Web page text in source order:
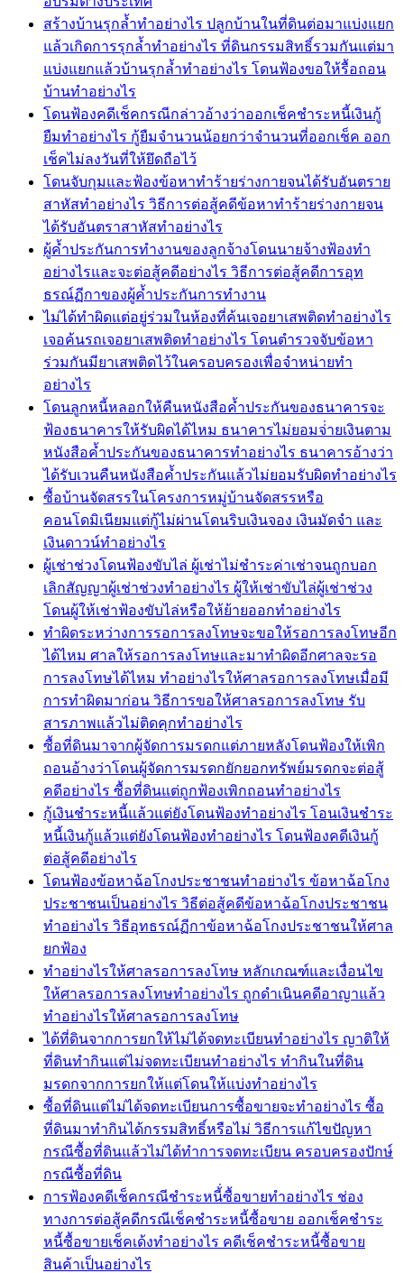
สร้างบ้านรุกล้ำทำอย่างไร ปลูกบ้านในที่ดินต่อมาแบ่งแยก
แล้วเกิดการรุกล้ำทำอย่างไร ที่ดินกรรมสิทธิ์รวมกันแต่มา
แบ่งแยกแล้วบ้านรุกล้ำทำอย่างไร โดนฟ้องขอให้รื้อถอน
บ้านทำอย่างไร
โดนฟ้องคดีเช็คกรณีกล่าวอ้างว่าออกเช็คชำระหนี้เงินกู้
ยืมทำอย่างไร กู้ยืมจำนวนน้อยกว่าจำนวนที่ออกเช็ค ออก
เช็คไม่ลงวันที่ให้ยึดถือไว้
โดนจับกุมและฟ้องข้อหาทำร้ายร่างกายจนได้รับอันตราย
สาหัสทำอย่างไร วิธีการต่อสู้คดีข้อหาทำร้ายร่างกายจน
ได้รับอันตราสาหัสทำอย่างไร
ผู้ค้ำประกันการทำงานของลูกจ้างโดนนายจ้างฟ้องทำ
อย่างไรและจะต่อสู้คดีอย่างไร วิธีการต่อสู้คดีการอุท
ธรณ์ฏีกาของผู้ค้ำประกันการทำงาน
ไม่ได้ทำผิดแต่อยู่ร่วมในห้องที่ค้นเจอยาเสพติดทำอย่างไร
เจอค้นรถเจอยาเสพติดทำอย่างไร โดนตำรวจจับข้อหา
ร่วมกันมียาเสพติดไว้ในครอบครองเพื่อจำหน่ายทำ
อย่างไร
โดนลูกหนี้หลอกให้คืนหนังสือค้ำประกันของธนาคารจะ
ฟ้องธนาคารให้รับผิดได้ไหม ธนาคารไม่ยอมจ่่ายเงินตาม
หนังสือค้ำประกันของธนาคารทำอย่างไร ธนาคารอ้างว่า
ได้รับเวนคืนหนังสือค้ำประกันแล้วไม่ยอมรับผิดทำอย่างไร
ซื้อบ้านจัดสรรในโครงการหมู่บ้านจัดสรรหรือ
คอนโดมิเนียมแต่กู้ไม่ผ่านโดนริบเงินจอง เงินมัดจำ และ
เงินดาวน์ทำอย่างไร
ผู้เช่าช่วงโดนฟ้องขับไล่ ผู้เช่าไม่ชำระค่าเช่าจนถูกบอก
เลิกสัญญาผู้เช่าช่วงทำอย่างไร ผู้ให้เช่าขับไล่ผู้เช่าช่วง
โดนผู้ให้เช่าฟ้องขับไล่หรือให้ย้ายออกทำอย่างไร
ทำผิดระหว่างการรอการลงโทษจะขอให้รอการลงโทษอีก
ได้ไหม ศาลให้รอการลงโทษและมาทำผิดอีกศาลจะรอ
การลงโทษได้ไหม ทำอย่างไรให้ศาลรอการลงโทษเมื่อมี
การทำผิดมาก่อน วิธีการขอให้ศาลรอการลงโทษ รับ
สารภาพแล้วไม่ติดคุกทำอย่างไร
ซื้อที่ดินมาจากผู้จัดการมรดกแต่ภายหลังโดนฟ้องให้เพิก
ถอนอ้างว่าโดนผู้จัดการมรดกยักยอกทรัพย์มรดกจะต่อสู้
คดีอย่างไร ซื้อที่ดินแต่ถูกฟ้องเพิกถอนทำอย่างไร
กู้เงินชำระหนี้แล้วแต่ยังโดนฟ้องทำอย่างไร โอนเงินชำระ
หนี้เงินกู้แล้วแต่ยังโดนฟ้องทำอย่างไร โดนฟ้องคดีเงินกู้
ต่อสู้คดีอย่างไร
โดนฟ้องข้อหาฉ้อโกงประชาชนทำอย่างไร ข้อหาฉ้อโกง
ประชาชนเป็นอย่างไร วิธีต่อสู้คดีข้อหาฉ้อโกงประชาชน
ทำอย่างไร วิธีอุทธรณ์ฏีกาข้อหาฉ้อโกงประชาชนให้ศาล
ยกฟ้อง
ทำอย่างไรให้ศาลรอการลงโทษ หลักเกณฑ์และเงื่อนไข
ให้ศาลรอการลงโทษทำอย่างไร ถูกดำเนินคดีอาญาแล้ว
ทำอย่างไรให้ศาลรอการลงโทษ
ได้ที่ดินจากการยกให้ไม่ได้จดทะเบียนทำอย่างไร ญาติให้
ที่ดินทำกินแต่ไม่จดทะเบียนทำอย่างไร ทำกินในที่ดิน
มรดกจากการยกให้แต่โดนให้แบ่งทำอย่างไร
ซื้อที่ดินแต่ไม่ได้จดทะเบียนการซื้อขายจะทำอย่างไร ซื้อ
ที่ดินมาทำกินได้กรรมสิทธิ์หรือไม่ วิธีการแก้ไขปัญหา
กรณีซื้อที่ดินแล้วไม่ได้ทำการจดทะเบียน ครอบครองปักษ์
กรณีซื้อที่ดิน
การฟ้องคดีเช็คกรณีชำระหนี้่ซื้อขายทำอย่างไร ช่อง
ทางการต่อสู้คดีกรณีเช็คชำระหนี้ซื้อขาย ออกเช็คชำระ
หนี้ซื้อขายเช็คเด้งทำอย่างไร คดีเช็คชำระหนี้ซื้อขาย
สินค้าเป็นอย่างไร